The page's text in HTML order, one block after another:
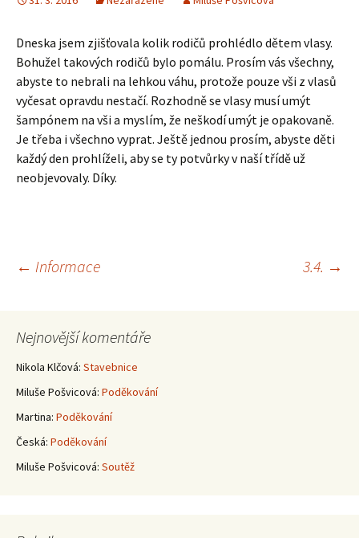
Dneska jsem zjišťovala kolik rodičů prohlédlo dětem vlasy.
Bohužel takových rodičů bylo pomálu. Prosím vás všechny,
abyste to nebrali na lehkou váhu, protože pouze vši z vlasů
vyčesat opravdu nestačí. Rozhodně se vlasy musí umýt
šampónem na vši a myslím, že neškodí umýt je opakovaně.
Je třeba i všechno vyprat. Ještě jednou prosím, abyste děti
každý den prohlíželi, aby se ty potvůrky v naší třídě už
neobjevovaly. Díky.
Navigace
pro
příspěvky
← Informace 3.4. →
Nejnovější komentáře
Nikola Klčová: Stavebnice
Miluše Pošvicová: Poděkování
Martina: Poděkování
Česká: Poděkování
Miluše Pošvicová: Soutěž